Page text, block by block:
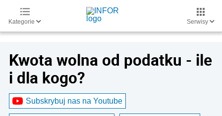
Kategorie Serwisy
Kwota wolna od podatku - ile
i dla kogo?
Subskrybuj nas na Youtube